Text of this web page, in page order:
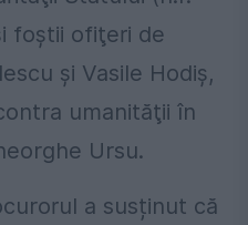
foştii ofiţeri de
şi Vasile Hodiş,
umanităţii în
Ursu.
a susținut că